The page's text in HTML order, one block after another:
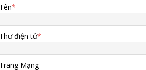
Tên*
Thư điện tử*
Trang Mạng